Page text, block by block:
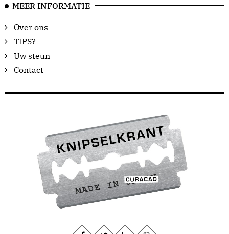
MEER INFORMATIE
Over ons
TIPS?
Uw steun
Contact